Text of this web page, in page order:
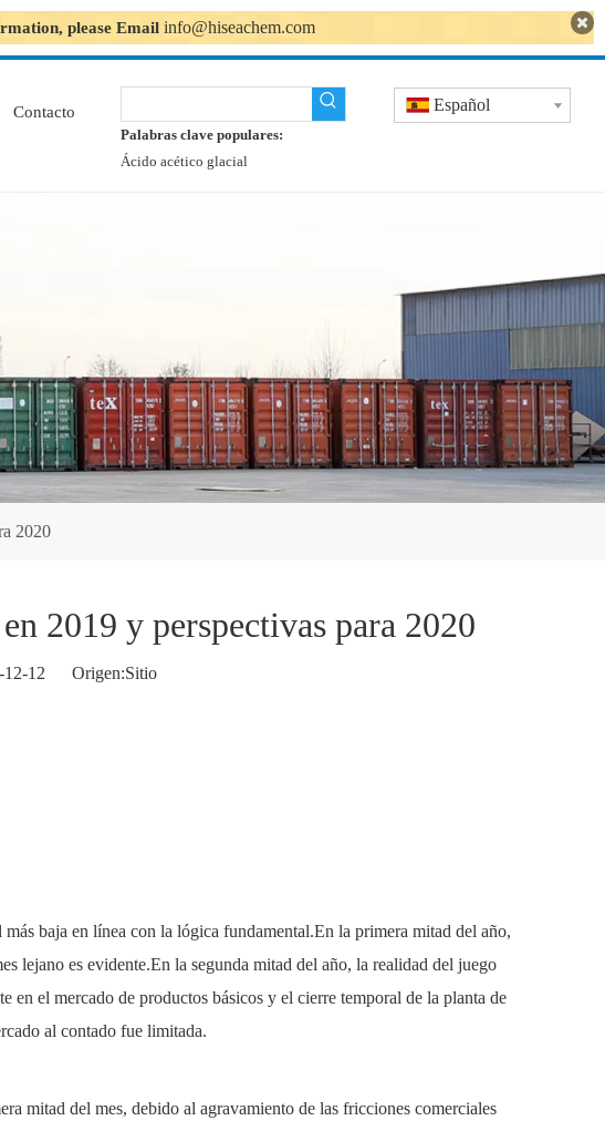
please Email info@hiseachem.com
Contacto
Palabras clave populares:
Ácido acético glacial
Español
2020
2019 y perspectivas para 2020
12-12 Origen:Sitio
baja en línea con la lógica fundamental.En la primera mitad del año,
lejano es evidente.En la segunda mitad del año, la realidad del juego
el mercado de productos básicos y el cierre temporal de la planta de
al contado fue limitada.
mitad del mes, debido al agravamiento de las fricciones comerciales